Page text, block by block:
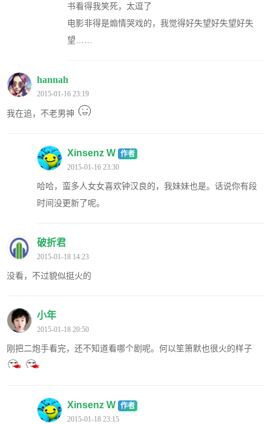
书看得我笑死，太逗了
电影非得是煽情哭戏的，我觉得好失望好失望好失
望……
hannah
2015-01-16 23:19
我在追，不老男神
Xinsenz W 作者
2015-01-16 23:30
哈哈，蛮多人女女喜欢钟汉良的，我妹妹也是。话说你有段
时间没更新了呢。
破折君
2015-01-18 14:23
没看，不过貌似挺火的
小年
2015-01-18 20:50
刚把二炮手看完，还不知道看哪个剧呢。何以笙箫默也很火的样子
Xinsenz W 作者
2015-01-18 23:15